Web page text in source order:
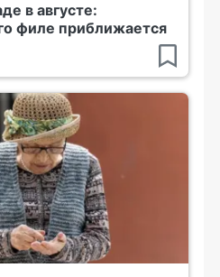
в августе:
филе приближается